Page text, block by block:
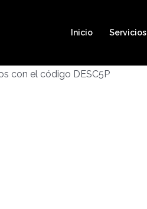
Inicio Servicios
con el código DESC5P